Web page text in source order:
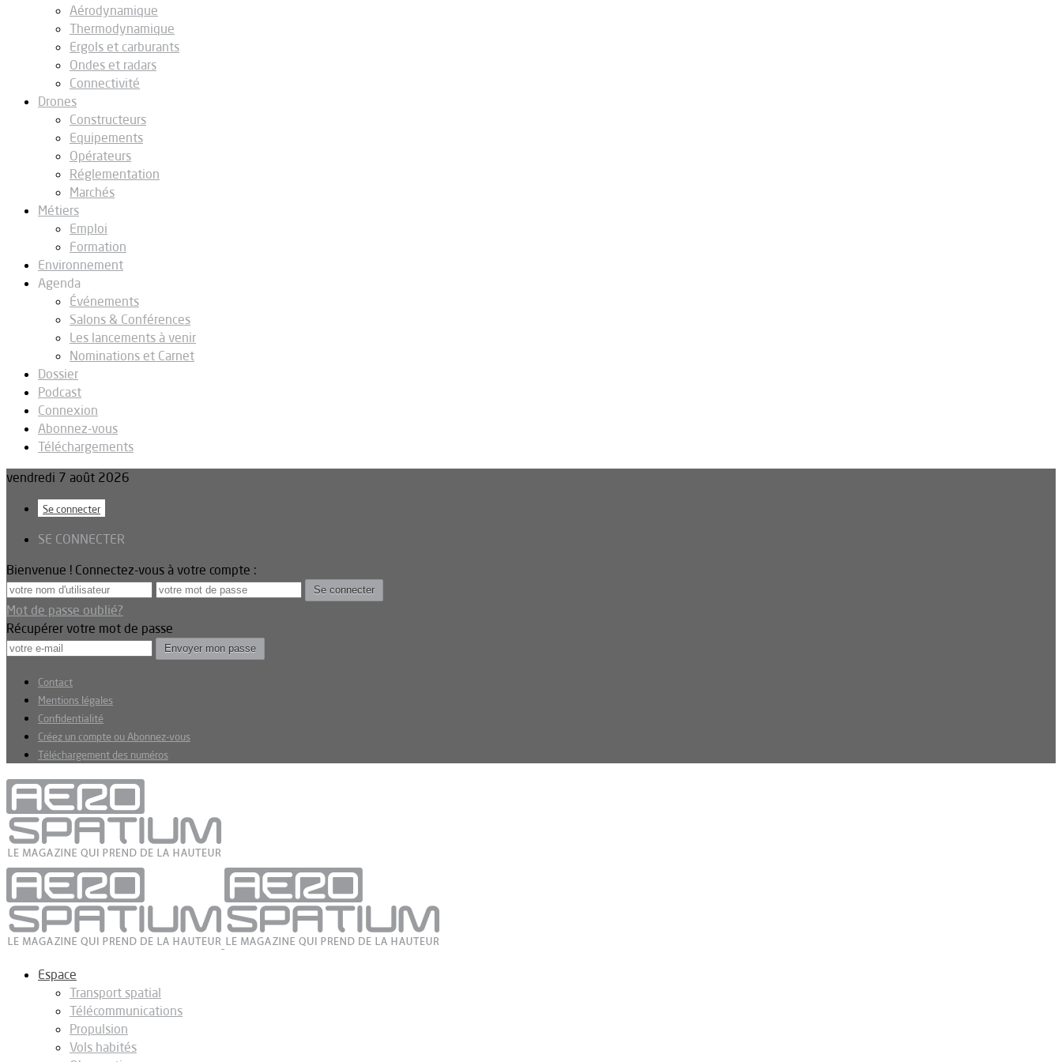
Aérodynamique
Thermodynamique
Ergols et carburants
Ondes et radars
Connectivité
Drones
Constructeurs
Equipements
Opérateurs
Réglementation
Marchés
Métiers
Emploi
Formation
Environnement
Agenda
Événements
Salons & Conférences
Les lancements à venir
Nominations et Carnet
Dossier
Podcast
Connexion
Abonnez-vous
Téléchargements
vendredi 7 août 2026
Se connecter
SE CONNECTER
Bienvenue ! Connectez-vous à votre compte :
Mot de passe oublié?
Récupérer votre mot de passe
Contact
Mentions légales
Confidentialité
Créez un compte ou Abonnez-vous
Téléchargement des numéros
Espace
Transport spatial
Télécommunications
Propulsion
Vols habités